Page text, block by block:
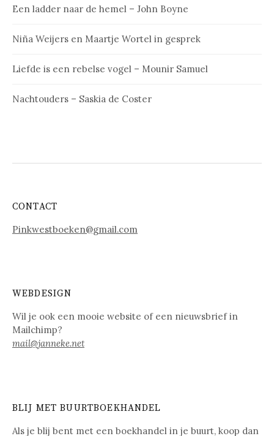
Een ladder naar de hemel – John Boyne
Niña Weijers en Maartje Wortel in gesprek
Liefde is een rebelse vogel – Mounir Samuel
Nachtouders – Saskia de Coster
CONTACT
Pinkwestboeken@gmail.com
WEBDESIGN
Wil je ook een mooie website of een nieuwsbrief in
Mailchimp?
mail@janneke.net
BLIJ MET BUURTBOEKHANDEL
Als je blij bent met een boekhandel in je buurt, koop dan